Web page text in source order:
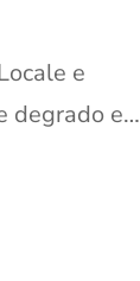
e
degrado e…